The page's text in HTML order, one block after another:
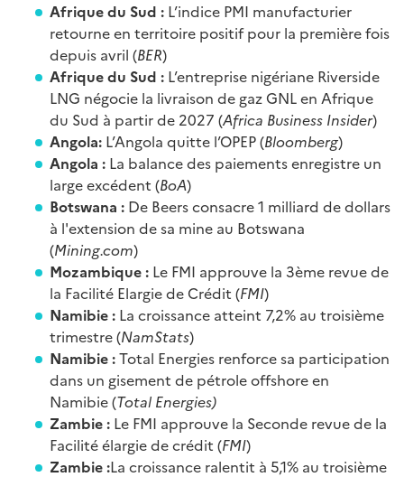
Afrique du Sud : L’indice PMI manufacturier
retourne en territoire positif pour la première fois
depuis avril (BER)
Afrique du Sud : L’entreprise nigériane Riverside
LNG négocie la livraison de gaz GNL en Afrique
du Sud à partir de 2027 (Africa Business Insider)
Angola: L’Angola quitte l’OPEP (Bloomberg)
Angola : La balance des paiements enregistre un
large excédent (BoA)
Botswana : De Beers consacre 1 milliard de dollars
à l'extension de sa mine au Botswana
(Mining.com)
Mozambique : Le FMI approuve la 3ème revue de
la Facilité Elargie de Crédit (FMI)
Namibie : La croissance atteint 7,2% au troisième
trimestre (NamStats)
Namibie :Total Energies renforce sa participation
dans un gisement de pétrole offshore en
Namibie (Total Energies)
Zambie : Le FMI approuve la Seconde revue de la
Facilité élargie de crédit (FMI)
Zambie :La croissance ralentit à 5,1% au troisième